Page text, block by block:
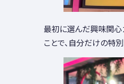
最初に選んだ興味関心
ことで、自分だけの特